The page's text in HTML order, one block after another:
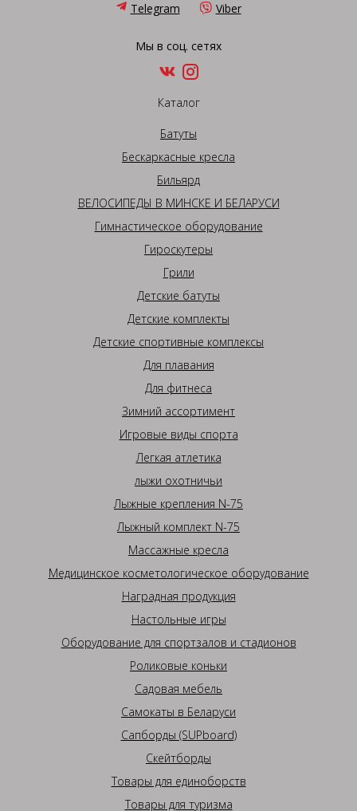
Telegram Viber
Мы в соц. сетях
Каталог
Батуты
Бескаркасные кресла
Бильярд
ВЕЛОСИПЕДЫ В МИНСКЕ И БЕЛАРУСИ
Гимнастическое оборудование
Гироскутеры
Грили
Детские батуты
Детские комплекты
Детские спортивные комплексы
Для плавания
Для фитнеса
Зимний ассортимент
Игровые виды спорта
Легкая атлетика
лыжи охотничьи
Лыжные крепления N-75
Лыжный комплект N-75
Массажные кресла
Медицинское косметологическое оборудование
Наградная продукция
Настольные игры
Оборудование для спортзалов и стадионов
Роликовые коньки
Садовая мебель
Самокаты в Беларуси
Сапборды (SUPboard)
Скейтборды
Товары для единоборств
Товары для туризма